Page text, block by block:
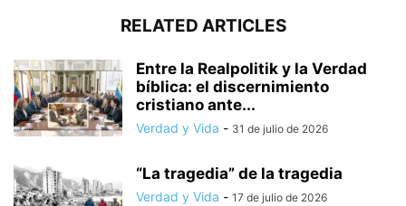
RELATED ARTICLES
Entre la Realpolitik y la Verdad
bíblica: el discernimiento
cristiano ante...
Verdad y Vida - 31 de julio de 2026
“La tragedia” de la tragedia
Verdad y Vida - 17 de julio de 2026